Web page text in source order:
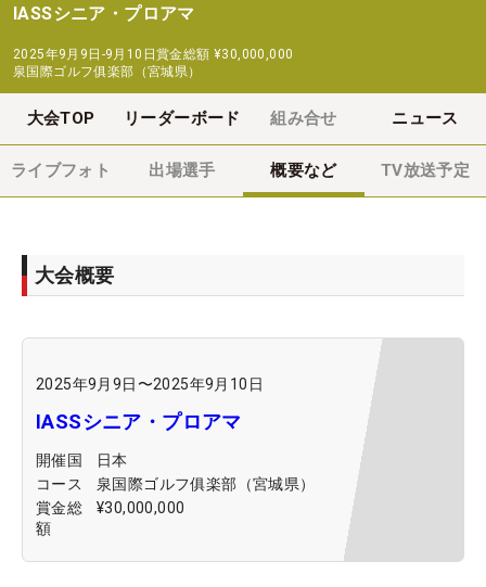
IASSシニア・プロアマ
2025年9月9日-9月10日賞金総額 ¥30,000,000
泉国際ゴルフ俱楽部（宮城県）
大会TOP リーダーボード 組み合せ ニュース
ライブフォト 出場選手 概要など TV放送予定
大会概要
2025年9月9日 〜2025年9月10日
IASSシニア・プロアマ
開催国
日本
コース
泉国際ゴルフ俱楽部（宮城県）
賞金総
額
¥30,000,000